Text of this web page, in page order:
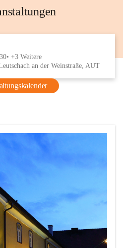
+3 Weitere
an der Weinstraße, AUT